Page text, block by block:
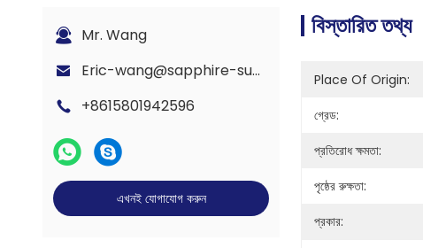
Mr. Wang
Eric-wang@sapphire-substrate.com
+8615801942596
এখনই যোগাযোগ করুন
বিস্তারিত তথ্য
Place Of Origin:
গ্রেড:
প্রতিরোধ ক্ষমতা:
পৃষ্ঠের রুক্ষতা:
প্রকার: